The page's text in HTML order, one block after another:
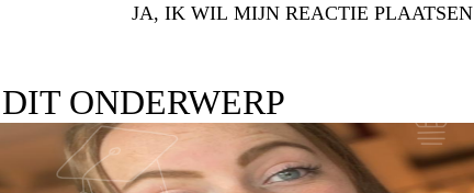
JA, IK WIL MIJN REACTIE PLAATSEN
ONDERWERP